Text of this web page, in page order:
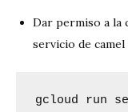
Dar permiso a la
servicio de camel
gcloud run